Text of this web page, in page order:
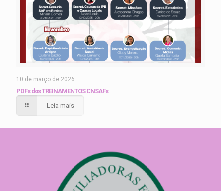
10 de março de 2026
PDFs dos TREINAMENTOS CNSAFs
Leia mais